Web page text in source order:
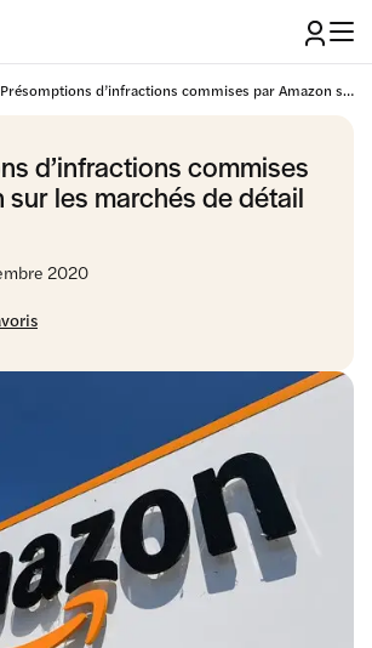
Présomptions d’infractions commises par Amazon sur les marchés de détail en ligne
d’infractions commises
sur les marchés de détail
2020